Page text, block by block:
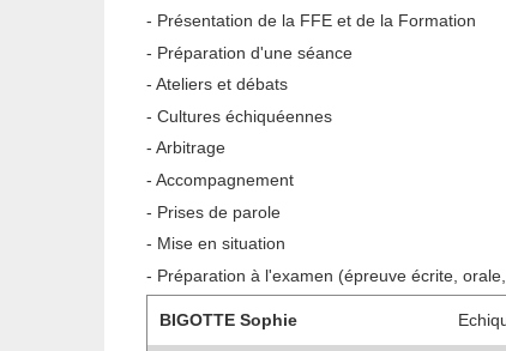
- Présentation de la FFE et de la Formation
- Préparation d'une séance
- Ateliers et débats
- Cultures échiquéennes
- Arbitrage
- Accompagnement
- Prises de parole
- Mise en situation
- Préparation à l'examen (épreuve écrite,
BIGOTTE Sophie